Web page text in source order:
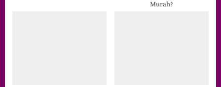
Murah?